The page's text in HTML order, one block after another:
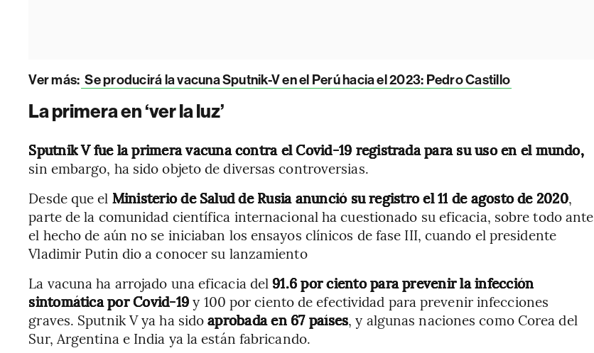
Ver más: Se producirá la vacuna Sputnik-V en el Perú hacia el 2023: Pedro Castillo
La primera en ‘ver la luz’
Sputnik V fue la primera vacuna contra el Covid-19 registrada para su uso en el mundo,
sin embargo, ha sido objeto de diversas controversias.
Desde que el Ministerio de Salud de Rusia anunció su registro el 11 de agosto de 2020,
parte de la comunidad científica internacional ha cuestionado su eficacia, sobre todo ante
el hecho de aún no se iniciaban los ensayos clínicos de fase III, cuando el presidente
Vladimir Putin dio a conocer su lanzamiento
La vacuna ha arrojado una eficacia del91.6 por ciento para prevenir la infección
sintomática por Covid-19y 100 por ciento de efectividad para prevenir infecciones
graves. Sputnik V ya ha sidoaprobada en 67 países, y algunas naciones como Corea del
Sur, Argentina e India ya la están fabricando.